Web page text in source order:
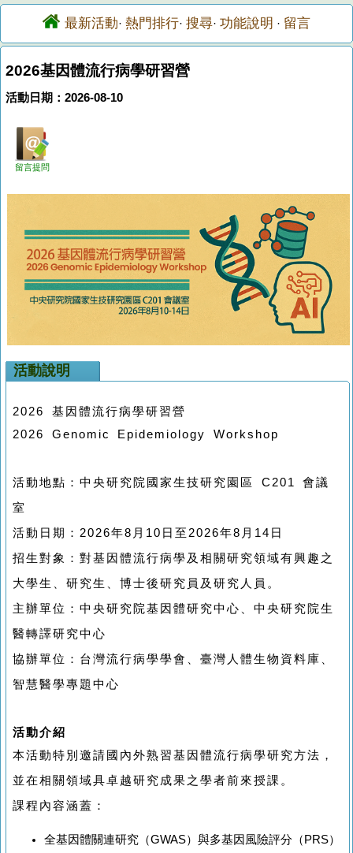
最新活動· 熱門排行· 搜尋· 功能說明 · 留言
2026基因體流行病學研習營
活動日期：2026-08-10
留言提問
活動說明
2026 基因體流行病學研習營
2026 Genomic Epidemiology Workshop
活動地點：中央研究院國家生技研究園區 C201 會議
室
活動日期：2026年8月10日至2026年8月14日
招生對象：對基因體流行病學及相關研究領域有興趣之
大學生、研究生、博士後研究員及研究人員。
主辦單位：中央研究院基因體研究中心、中央研究院生
醫轉譯研究中心
協辦單位：台灣流行病學學會、臺灣人體生物資料庫、
智慧醫學專題中心
活動介紹
本活動特別邀請國內外熟習基因體流行病學研究方法，
並在相關領域具卓越研究成果之學者前來授課。
課程內容涵蓋：
全基因體關連研究（GWAS）與多基因風險評分（PRS）